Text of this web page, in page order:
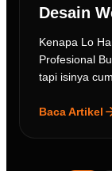
Desain
Kenapa Lo
Profesional
tapi isinya
Baca Artikel